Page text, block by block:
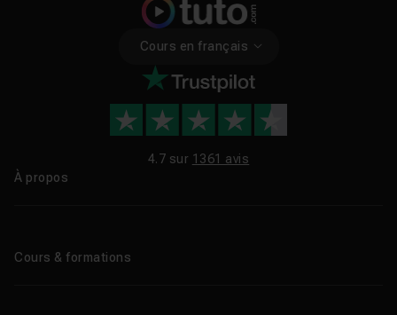
Cours en français
4.7 sur 1361 avis
À propos
Cours & formations